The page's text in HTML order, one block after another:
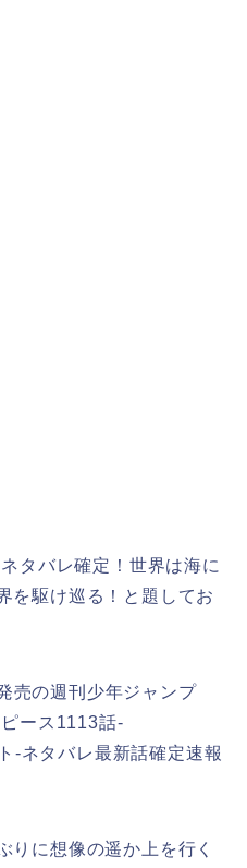
タバレ確定！世界は海に
を駆け巡る！と題してお
売の週刊少年ジャンプ
ース1113話-
-ネタバレ最新話確定速報
りに想像の遥か上を行く